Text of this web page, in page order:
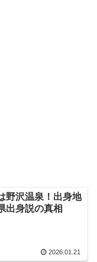
野沢温泉！出身地
出身説の真相
2026.01.21